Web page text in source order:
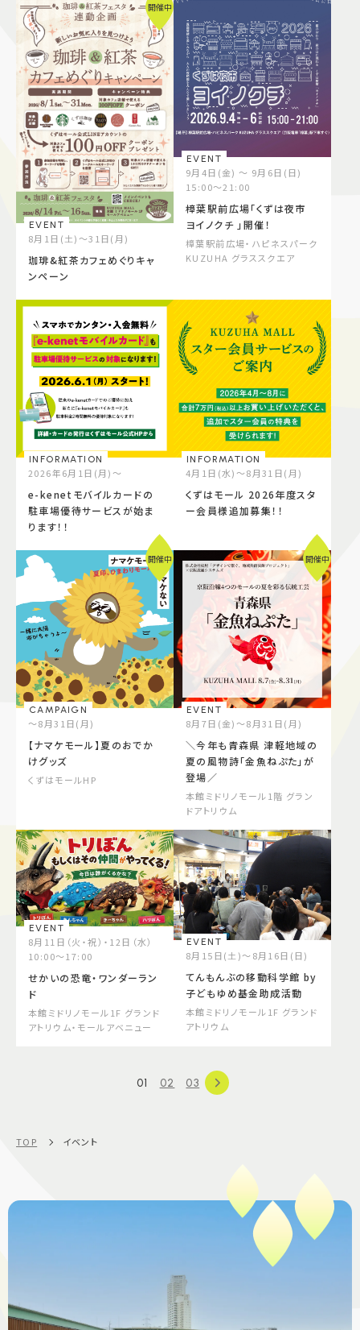
開催中
EVENT
8月1日(土)～31日(月)
珈琲&紅茶カフェめぐりキャ
ンペーン
EVENT
9月4日(金) ～ 9月6日(日)
15:00～21:00
樟葉駅前広場「くずは夜市
ヨイノクチ 」開催！
樟葉駅前広場・ハピネスパーク
KUZUHA グラススクエア
INFORMATION
2026年6月1日(月)～
e-kenetモバイルカードの
駐車場優待サービスが始ま
ります！！
INFORMATION
4月1日(水)～8月31日(月)
くずはモール 2026年度スタ
ー会員様追加募集！！
開催中
CAMPAIGN
～8月31日(月)
【ナマケモール】夏のおでか
けグッズ
くずはモールHP
開催中
EVENT
8月7日(金)～8月31日(月)
＼今年も青森県 津軽地域の
夏の風物詩「金魚ねぷた」が
登場／
本館ミドリノモール1階 グラン
ドアトリウム
EVENT
8月11日（火・祝）・12日（水）
10:00～17:00
せかいの恐竜・ワンダーラン
ド
本館ミドリノモール1F グランド
アトリウム・モールアベニュー
EVENT
8月15日(土)～8月16日(日)
てんもんぶの移動科学館 by
子どもゆめ基金助成活動
本館ミドリノモール1F グランド
アトリウム
01 02 03
TOP イベント